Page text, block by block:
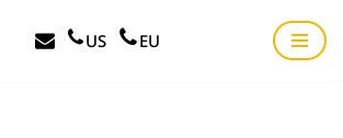
US EU